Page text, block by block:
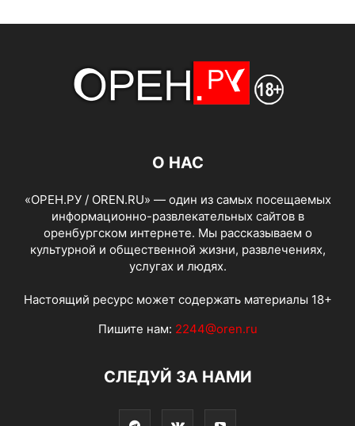
О НАС
«ОРЕН.РУ / OREN.RU» — один из самых посещаемых
информационно-развлекательных сайтов в
оренбургском интернете. Мы рассказываем о
культурной и общественной жизни, развлечениях,
услугах и людях.
Настоящий ресурс может содержать материалы 18+
Пишите нам: 2244@oren.ru
СЛЕДУЙ ЗА НАМИ